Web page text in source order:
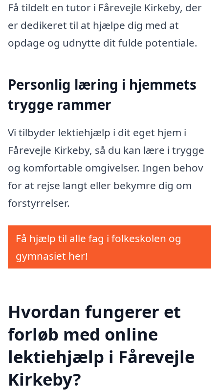
Få tildelt en tutor i Fårevejle Kirkeby, der
er dedikeret til at hjælpe dig med at
opdage og udnytte dit fulde potentiale.
Personlig læring i hjemmets
trygge rammer
Vi tilbyder lektiehjælp i dit eget hjem i
Fårevejle Kirkeby, så du kan lære i trygge
og komfortable omgivelser. Ingen behov
for at rejse langt eller bekymre dig om
forstyrrelser.
Få hjælp til alle fag i folkeskolen og
gymnasiet her!
Hvordan fungerer et
forløb med online
lektiehjælp i Fårevejle
Kirkeby?